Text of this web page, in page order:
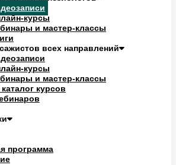
курсы
и мастер-классы
всех направлений
курсы
и мастер-классы
курсов
программа